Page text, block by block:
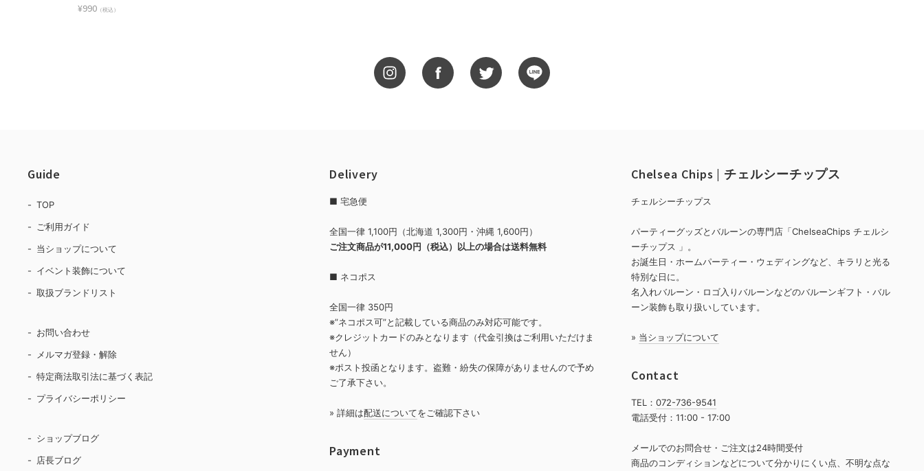
¥990 （税込）
Guide
TOP
ご利用ガイド
当ショップについて
イベント装飾について
取扱ブランドリスト
お問い合わせ
メルマガ登録・解除
特定商法取引法に基づく表記
プライバシーポリシー
ショップブログ
店長ブログ
Delivery
■ 宅急便
全国一律 1,100円（北海道 1,300円・沖縄 1,600円）
ご注文商品が11,000円（税込）以上の場合は送料無料
■ ネコポス
全国一律 350円
※”ネコポス可”と記載している商品のみ対応可能です。
※クレジットカードのみとなります（代金引換はご利用いただけま
せん）
※ポスト投函となります。盗難・紛失の保障がありませんので予め
ご了承下さい。
» 詳細は配送についてをご確認下さい
Payment
Chelsea Chips | チェルシーチップス
チェルシーチップス
パーティーグッズとバルーンの専門店「ChelseaChips チェルシ
ーチップス 」。
お誕生日・ホームパーティー・ウェディングなど、キラリと光る
特別な日に。
名入れバルーン・ロゴ入りバルーンなどのバルーンギフト・バル
ーン装飾も取り扱いしています。
» 当ショップについて
Contact
TEL： 072-736-9541
電話受付：11:00 - 17:00
メールでのお問合せ・ご注文は24時間受付
商品のコンディションなどについて分かりにくい点、不明な点な